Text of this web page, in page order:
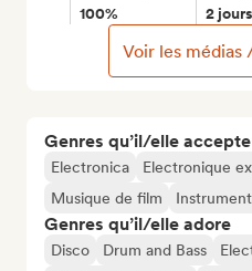
Genres qu’il/elle
Electronica
Electronique
Musique de film
Genres qu’il/elle adore
Disco Drum and Bass
100% 2 jours
Voir les médias